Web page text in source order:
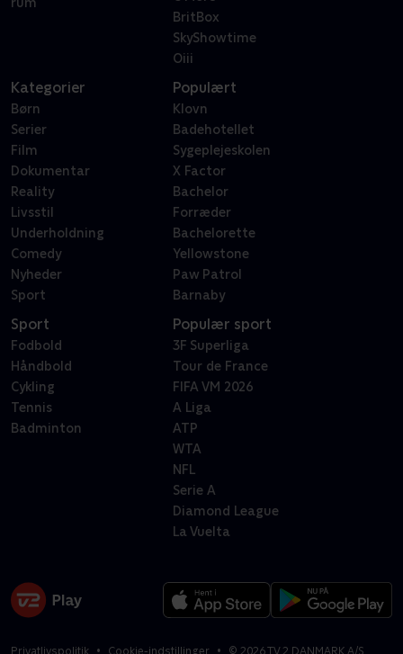
rum
BritBox
SkyShowtime
Oiii
Kategorier
Børn
Serier
Film
Dokumentar
Reality
Livsstil
Underholdning
Comedy
Nyheder
Sport
Populært
Klovn
Badehotellet
Sygeplejeskolen
X Factor
Bachelor
Forræder
Bachelorette
Yellowstone
Paw Patrol
Barnaby
Sport
Fodbold
Håndbold
Cykling
Tennis
Badminton
Populær sport
3F Superliga
Tour de France
FIFA VM 2026
A Liga
ATP
WTA
NFL
Serie A
Diamond League
La Vuelta